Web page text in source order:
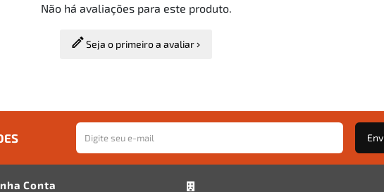
Não há avaliações para este produto.
Seja o primeiro a avaliar
Conta